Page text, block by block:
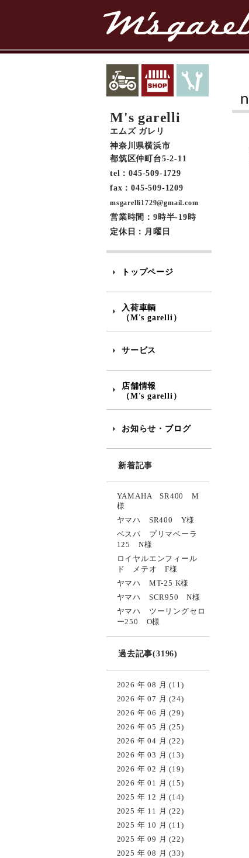
M's garelli
エムズ ガレリ
神奈川県横浜市
都筑区仲町台5-2-11
tel：045-509-1729
fax：045-509-1209
msgarelli1729@gmail.com
営業時間：9時半-19時
定休日：月曜日
トップページ
入荷車輌
（M's garelli）
サービス
店舗情報
（M's garelli）
お知らせ・ブログ
新着記事
YAMAHA SR400 M
様
ヤマハ SR400 Y様
ベスパ プリマベーラ
125 N様
ロイヤルエンフィール
ド メテオ F様
ヤマハ MT-25 K様
ヤマハ SCR950 N様
ヤマハ ツーリングセロ
ー250 O様
過去記事(3196)
2026 年 08 月 (11)
2026 年 07 月 (24)
2026 年 06 月 (29)
2026 年 05 月 (25)
2026 年 04 月 (22)
2026 年 03 月 (13)
2026 年 02 月 (19)
2026 年 01 月 (15)
2025 年 12 月 (14)
2025 年 11 月 (22)
2025 年 10 月 (11)
2025 年 09 月 (22)
2025 年 08 月 (33)